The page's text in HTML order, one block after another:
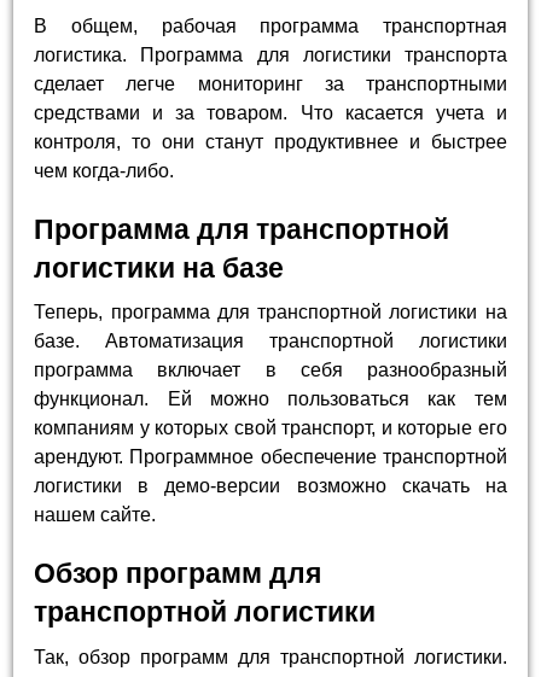
В общем, рабочая программа транспортная
логистика. Программа для логистики транспорта
сделает легче мониторинг за транспортными
средствами и за товаром. Что касается учета и
контроля, то они станут продуктивнее и быстрее
чем когда-либо.
Программа для транспортной
логистики на базе
Теперь, программа для транспортной логистики на
базе. Автоматизация транспортной логистики
программа включает в себя разнообразный
функционал. Ей можно пользоваться как тем
компаниям у которых свой транспорт, и которые его
арендуют. Программное обеспечение транспортной
логистики в демо-версии возможно скачать на
нашем сайте.
Обзор программ для
транспортной логистики
Так, обзор программ для транспортной логистики.